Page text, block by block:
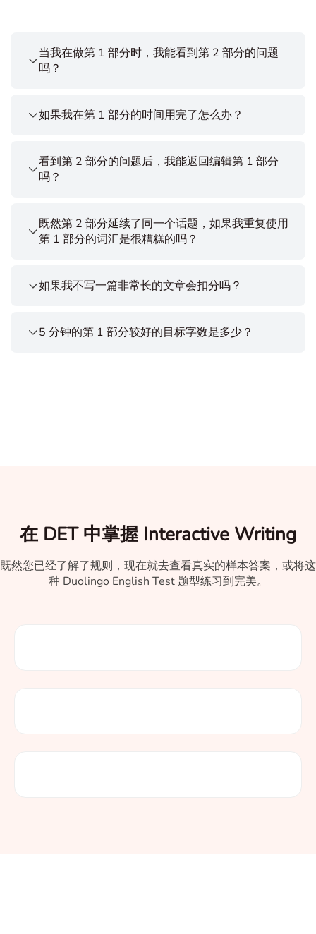
当我在做第 1 部分时，我能看到第 2 部分的问题
吗？
如果我在第 1 部分的时间用完了怎么办？
看到第 2 部分的问题后，我能返回编辑第 1 部分
吗？
既然第 2 部分延续了同一个话题，如果我重复使用
第 1 部分的词汇是很糟糕的吗？
如果我不写一篇非常长的文章会扣分吗？
5 分钟的第 1 部分较好的目标字数是多少？
在 DET 中掌握 Interactive Writing
既然您已经了解了规则，现在就去查看真实的样本答案，或将这
种 Duolingo English Test 题型练习到完美。